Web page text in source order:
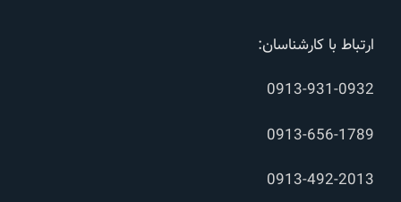
ارتباط با کارشناسان:
0913-931-0932
0913-656-1789
0913-492-2013